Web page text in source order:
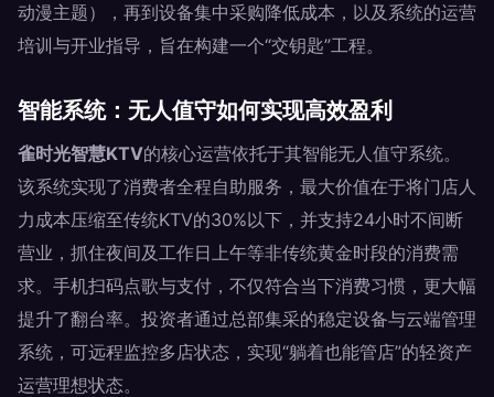
动漫主题），再到设备集中采购降低成本，以及系统的运营
培训与开业指导，旨在构建一个“交钥匙”工程。
智能系统：无人值守如何实现高效盈利
雀时光智慧KTV的核心运营依托于其智能无人值守系统。
该系统实现了消费者全程自助服务，最大价值在于将门店人
力成本压缩至传统KTV的30%以下，并支持24小时不间断
营业，抓住夜间及工作日上午等非传统黄金时段的消费需
求。手机扫码点歌与支付，不仅符合当下消费习惯，更大幅
提升了翻台率。投资者通过总部集采的稳定设备与云端管理
系统，可远程监控多店状态，实现“躺着也能管店”的轻资产
运营理想状态。